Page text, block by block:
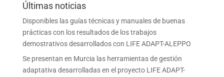
Últimas noticias
Disponibles las guías técnicas y manuales de buenas
prácticas con los resultados de los trabajos
demostrativos desarrollados con LIFE ADAPT-ALEPPO
Se presentan en Murcia las herramientas de gestión
adaptativa desarrolladas en el proyecto LIFE ADAPT-